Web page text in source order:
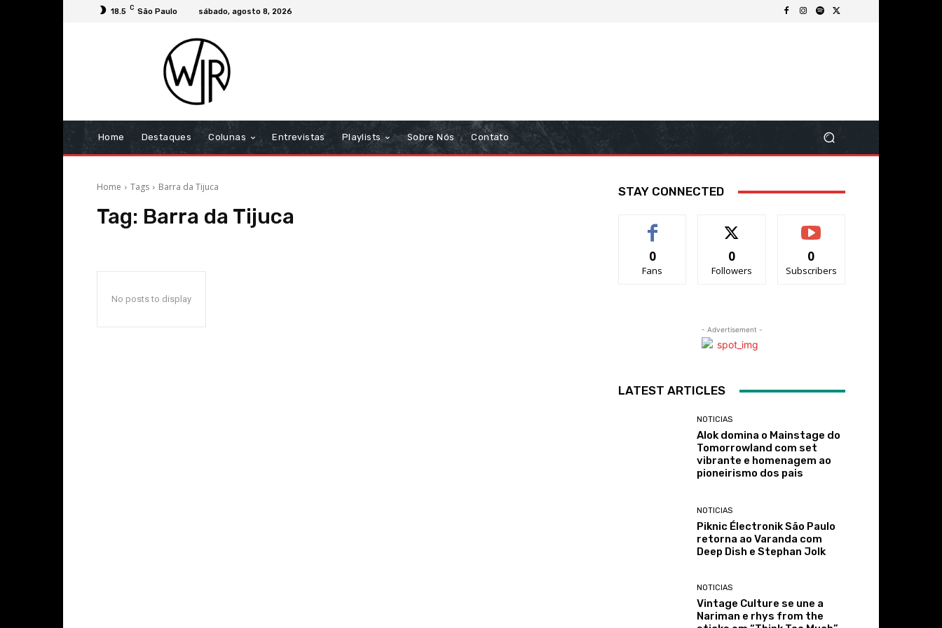
18.5 C São Paulo sábado, agosto 8, 2026
Home Destaques Colunas Entrevistas Playlists Sobre Nós Contato
Home Tags Barra da Tijuca
Tag: Barra da Tijuca
No posts to display
STAY CONNECTED
0
Fans
0
Followers
0
Subscribers
- Advertisement -
LATEST ARTICLES
NOTICIAS
Alok domina o Mainstage do
Tomorrowland com set
vibrante e homenagem ao
pioneirismo dos pais
NOTICIAS
Piknic Électronik São Paulo
retorna ao Varanda com
Deep Dish e Stephan Jolk
NOTICIAS
Vintage Culture se une a
Nariman e rhys from the